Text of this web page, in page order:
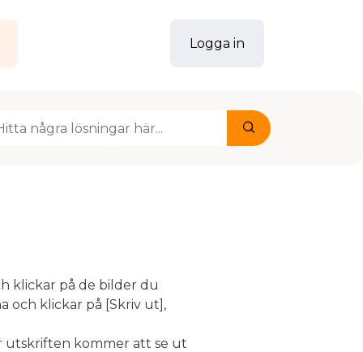
Logga in
klickar på de bilder du
och klickar på [Skriv ut],
utskriften kommer att se ut